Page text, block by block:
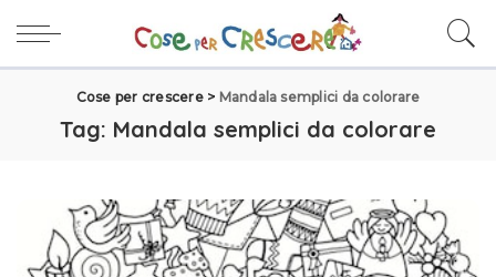
Cose per crescere> Mandala semplici da colorare
Tag: Mandala semplici da colorare